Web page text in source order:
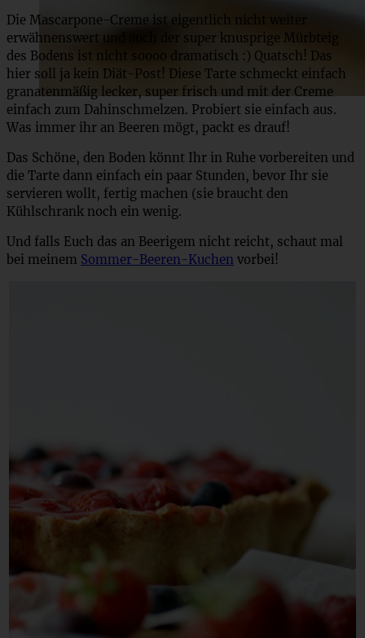
Die Mascarpone-Creme ist eigentlich nicht weiter
erwähnenswert und auch der super knusprige Mürbteig
des Bodens ist nicht soooo dramatisch :) Quatsch! Das
hier soll ja kein Diät-Post! Diese Tarte schmeckt einfach
granatenmäßig lecker, super frisch und mit der Creme
einfach zum Dahinschmelzen. Probiert sie einfach aus.
Was immer ihr an Beeren mögt, packt es drauf!
Das Schöne, den Boden könnt Ihr in Ruhe vorbereiten und
die Tarte dann einfach ein paar Stunden, bevor Ihr sie
servieren wollt, fertig machen (sie braucht den
Kühlschrank noch ein wenig.
Und falls Euch das an Beerigem nicht reicht, schaut mal
bei meinem Sommer-Beeren-Kuchen vorbei!